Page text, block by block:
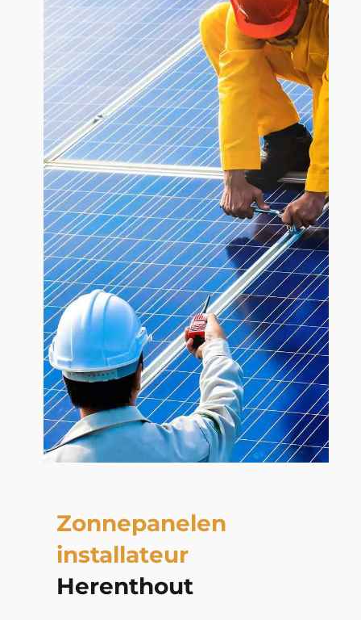
Zonnepanelen
installateur
Herenthout